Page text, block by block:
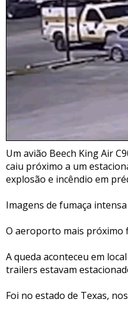
Um avião Beech King Air
caiu próximo a um
explosão e incêndio em
Imagens de fumaça
O aeroporto mais próximo
A queda aconteceu em
trailers estavam
Foi no estado de Texas,